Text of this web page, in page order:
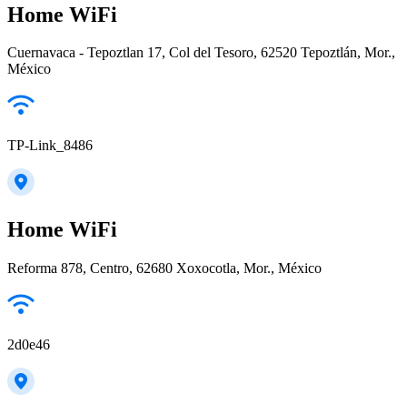
Home WiFi
Cuernavaca - Tepoztlan 17, Col del Tesoro, 62520 Tepoztlán, Mor.,
México
TP-Link_8486
Home WiFi
Reforma 878, Centro, 62680 Xoxocotla, Mor., México
2d0e46